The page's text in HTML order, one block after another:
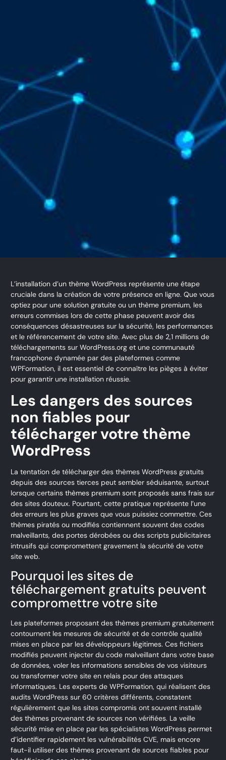
L’installation d’un thème WordPress représente une étape
cruciale dans la création de votre présence en ligne. Que vous
optiez pour une solution gratuite ou un thème premium, les
erreurs commises lors de cette phase peuvent avoir des
conséquences désastreuses sur la sécurité, les performances
et le référencement de votre site. Avec plus de 2,1 millions de
téléchargements sur WordPress.org et une communauté
francophone dynamée par des plateformes comme
WPFormation, il est essentiel de connaître les pièges à éviter
pour garantir une installation réussie.
Les dangers des sources
non fiables pour
télécharger votre thème
WordPress
La tentation de télécharger des thèmes WordPress gratuits
depuis des sources tierces peut sembler séduisante, surtout
lorsque certains thèmes premium sont proposés sans frais sur
des sites douteux. Pourtant, cette pratique représente l’une
des erreurs les plus graves que vous puissiez commettre. Ces
thèmes piratés ou modifiés contiennent souvent des codes
malveillants, des portes dérobées ou des scripts publicitaires
intrusifs qui compromettent gravement la sécurité de votre
site web.
Pourquoi les sites de
téléchargement gratuits peuvent
compromettre votre site
Les plateformes proposant des thèmes premium gratuitement
contournent les mesures de sécurité et de contrôle qualité
mises en place par les développeurs légitimes. Ces fichiers
modifiés peuvent injecter du code malveillant dans votre base
de données, voler les informations sensibles de vos visiteurs
ou transformer votre site en relais pour des attaques
informatiques. Les experts de WPFormation, qui réalisent des
audits WordPress sur 60 critères différents, constatent
régulièrement que les sites compromis ont souvent installé
des thèmes provenant de sources non vérifiées. La veille
sécurité mise en place par les spécialistes WordPress permet
d’identifier rapidement les vulnérabilités CVE, mais encore
faut-il utiliser des thèmes provenant de sources fiables pour